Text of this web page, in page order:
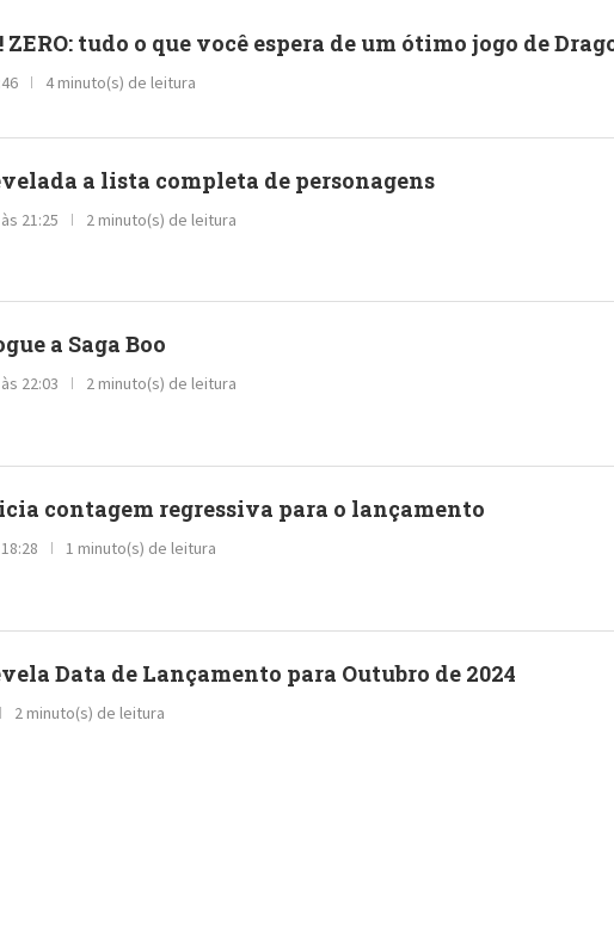
tudo o que você espera de um ótimo jogo de
4 minuto(s) de leitura
a lista completa de personagens
21:25 2 minuto(s) de leitura
a Saga Boo
22:03 2 minuto(s) de leitura
contagem regressiva para o lançamento
1 minuto(s) de leitura
Data de Lançamento para Outubro de 2024
2 minuto(s) de leitura